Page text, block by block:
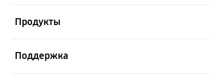
Продукты
Поддержка